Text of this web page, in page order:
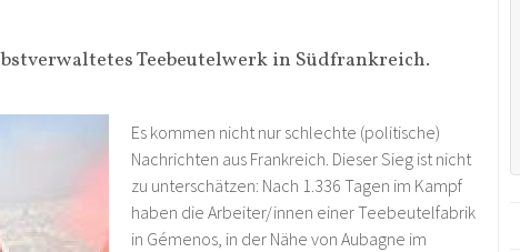
Teebeutelwerk in Südfrankreich.
Es kommen nicht nur schlechte (politische)
Nachrichten aus Frankreich. Dieser Sieg ist nicht
zu unterschätzen: Nach 1.336 Tagen im Kampf
haben die Arbeiter/innen einer Teebeutelfabrik
in Gémenos, in der Nähe von Aubagne im